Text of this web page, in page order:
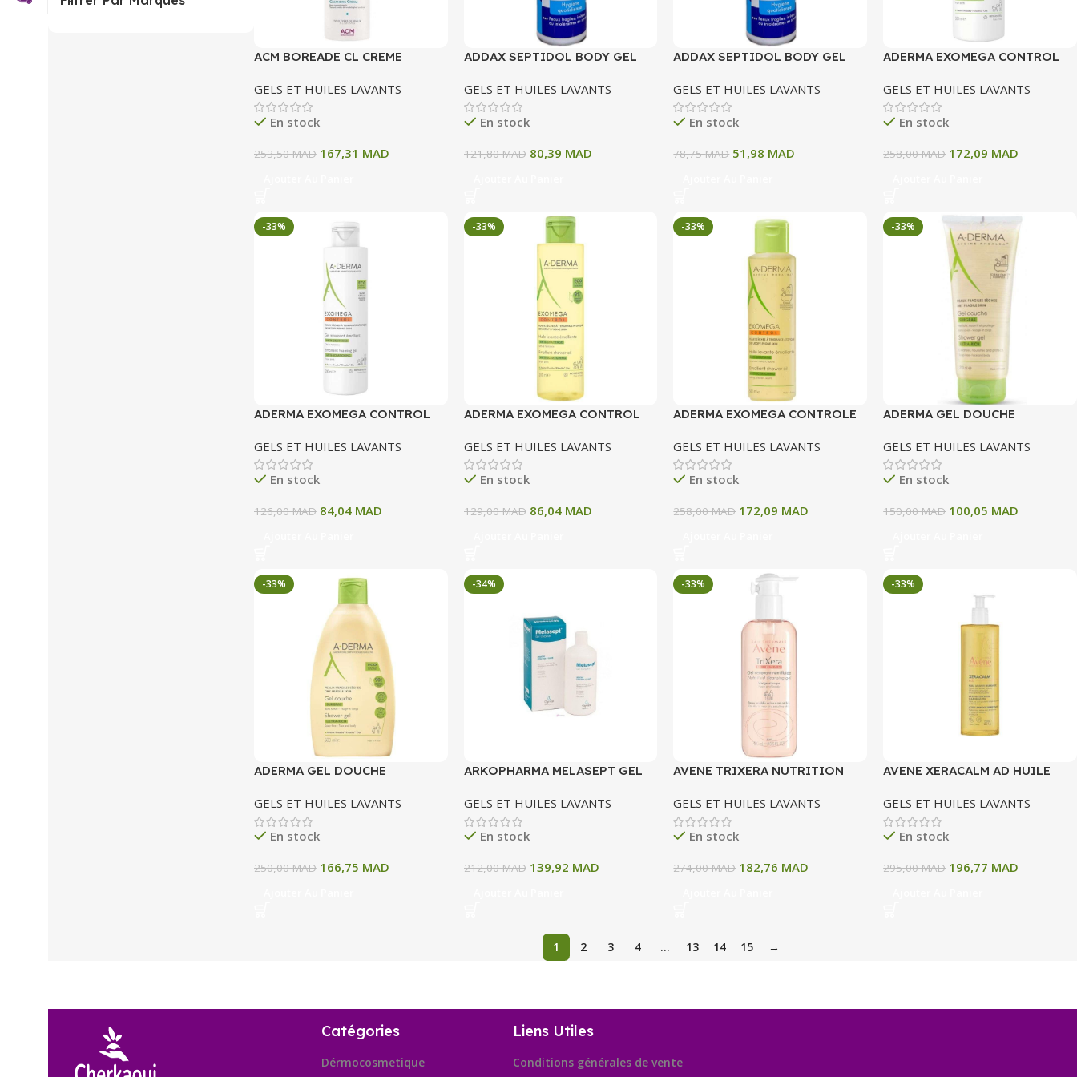
ACM BOREADE CL CREME
GELS ET HUILES LAVANTS
En stock
253,50MAD 167,31 MAD
ADDAX SEPTIDOL BODY GEL
PHYSIOLOGIQUE 250 ML
GELS ET HUILES LAVANTS
En stock
121,80MAD 80,39 MAD
ADDAX SEPTIDOL BODY GEL
PHYSIOLOGIQUE125ML
GELS ET HUILES LAVANTS
En stock
78,75MAD 51,98 MAD
ADERMA EXOMEGA CONTROL
ANTI GRATTAGE 500 ML
GELS ET HUILES LAVANTS
En stock
258,00MAD 172,09 MAD
-33%
ADERMA EXOMEGA CONTROL
VISAGE CORPS 200 ML
GELS ET HUILES LAVANTS
En stock
126,00MAD 84,04 MAD
-33%
ADERMA EXOMEGA CONTROL
ANTI GRATTAGE 200 ML
GELS ET HUILES LAVANTS
En stock
129,00MAD 86,04 MAD
-33%
ADERMA EXOMEGA CONTROLE
500 ML
GELS ET HUILES LAVANTS
En stock
258,00MAD 172,09 MAD
-33%
ADERMA GEL DOUCHE
GELS ET HUILES LAVANTS
En stock
150,00MAD 100,05 MAD
-33%
ADERMA GEL DOUCHE
GELS ET HUILES LAVANTS
En stock
250,00MAD 166,75 MAD
-34%
ARKOPHARMA MELASEPT GEL
GELS ET HUILES LAVANTS
En stock
212,00MAD 139,92 MAD
-33%
AVENE TRIXERA NUTRITION
400 ML
GELS ET HUILES LAVANTS
En stock
274,00MAD 182,76 MAD
-33%
AVENE XERACALM AD HUILE
GELS ET HUILES LAVANTS
En stock
295,00MAD 196,77 MAD
1 2 3 4 … 13 14 15 →
Catégories
Dérmocosmetique
Liens Utiles
Conditions générales de vente